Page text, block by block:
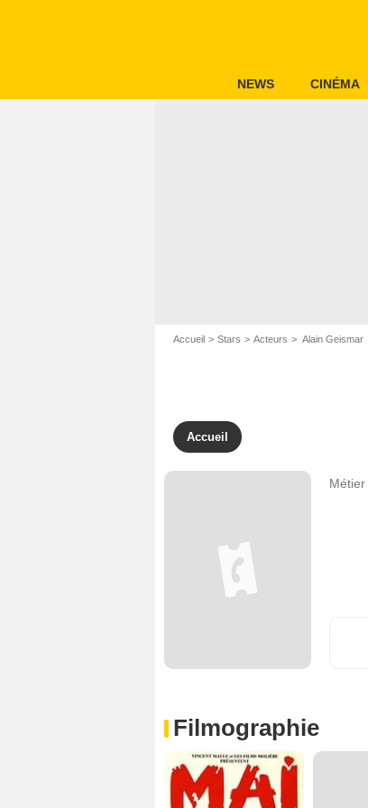
NEWS CINÉMA
Accueil Stars Acteurs Alain Geismar
Accueil
Métier
Filmographie